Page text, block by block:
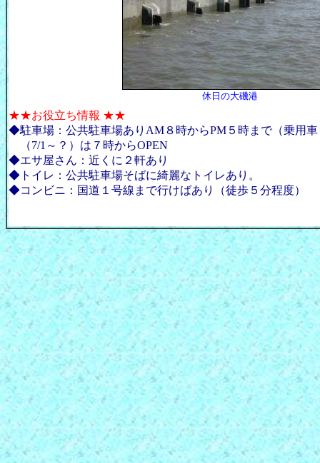
休日の大磯港
★★お役立ち情報 ★★
◆駐車場：公共駐車場ありAM８時からPM５時まで（乗用
（7/1～？）は７時からOPEN
◆エサ屋さん：近くに２軒あり
◆ トイレ：公共駐車場そばに綺麗なトイレあり。
◆コンビニ：国道１号線まで行けばあり（徒歩５分程度）